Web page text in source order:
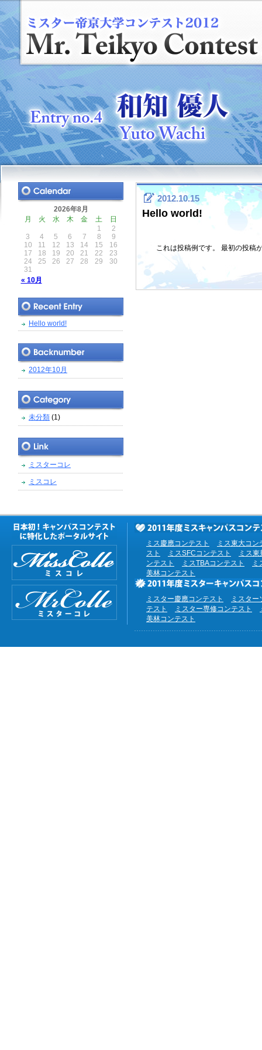
2012.10.15
Hello world!
これは投稿例です。 最初の投稿
2026年8月
月
火 水 木 金 土 日
« 10月
1
2
3
4 5 6 7 8
9
10
11 12 13 14 15
16
17
18 19 20 21 22
23
24
25 26 27 28 29
30
31
Hello world!
2012年10月
未分類 (1)
ミスターコレ
ミスコレ
ミス慶應コンテスト
ミス東大コン
スト
ミスSFCコンテスト
ミス
ンテスト
ミスTBAコンテスト
ミ
美林コンテスト
ミスター慶應コンテスト
ミスタ
テスト
ミスター専修コンテスト
美林コンテスト